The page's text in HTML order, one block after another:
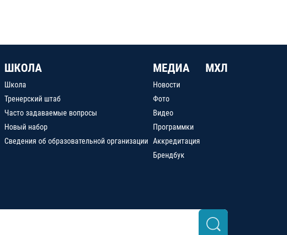
ШКОЛА
Школа
Тренерский штаб
Часто задаваемые вопросы
Новый набор
Сведения об образовательной организации
МЕДИА
Новости
Фото
Видео
Программки
Аккредитация
Брендбук
МХЛ